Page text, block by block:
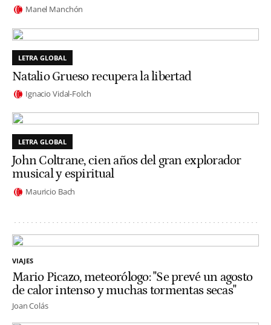
Manel Manchón
LETRA GLOBAL
Natalio Grueso recupera la libertad
Ignacio Vidal-Folch
LETRA GLOBAL
John Coltrane, cien años del gran explorador
musical y espiritual
Mauricio Bach
VIAJES
Mario Picazo, meteorólogo: "Se prevé un agosto
de calor intenso y muchas tormentas secas"
Joan Colás